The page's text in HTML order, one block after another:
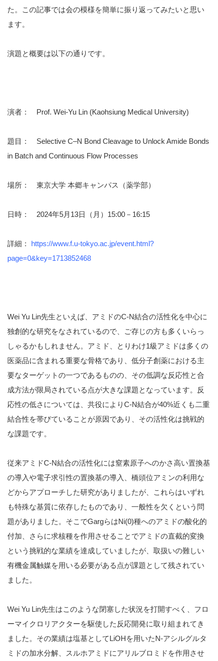
た。この記事では会の模様を簡単に振り返ってみたいと思い
ます。
演題と概要は以下の通りです。
演者： Prof. Wei-Yu Lin (Kaohsiung Medical University)
題目： Selective C–N Bond Cleavage to Unlock Amide Bonds
in Batch and Continuous Flow Processes
場所： 東京大学 本郷キャンパス（薬学部）
日時： 2024年5月13日（月）15:00－16:15
詳細：
https://www.f.u-tokyo.ac.jp/event.html?
page=0&key=1713852468
Wei Yu Lin先生といえば、アミドのC-N結合の活性化を中心に
独創的な研究をなされているので、ご存じの方も多くいらっ
しゃるかもしれません。アミド、とりわけ1級アミドは多くの
医薬品に含まれる重要な骨格であり、低分子創薬における主
要なターゲットの一つであるものの、その低調な反応性と合
成方法が限局されている点が大きな課題となっています。反
応性の低さについては、共役によりC-N結合が40%近くも二重
結合性を帯びていることが原因であり、その活性化は挑戦的
な課題です。
従来アミドC-N結合の活性化には窒素原子へのかさ高い置換基
の導入や電子求引性の置換基の導入、橋頭位アミンの利用な
どからアプローチした研究がありましたが、これらはいずれ
も特殊な基質に依存したものであり、一般性を欠くという問
題がありました。そこでGargらはNi(0)種へのアミドの酸化的
付加、さらに求核種を作用させることでアミドの直截的変換
という挑戦的な業績を達成していましたが、取扱いの難しい
有機金属触媒を用いる必要がある点が課題として残されてい
ました。
Wei Yu Lin先生はこのような閉塞した状況を打開すべく、フロ
ーマイクロリアクターを駆使した反応開発に取り組まれてき
ました。その業績は塩基としてLiOHを用いたN-アシルグルタ
ミドの加水分解、スルホアミドにアリルブロミドを作用させ